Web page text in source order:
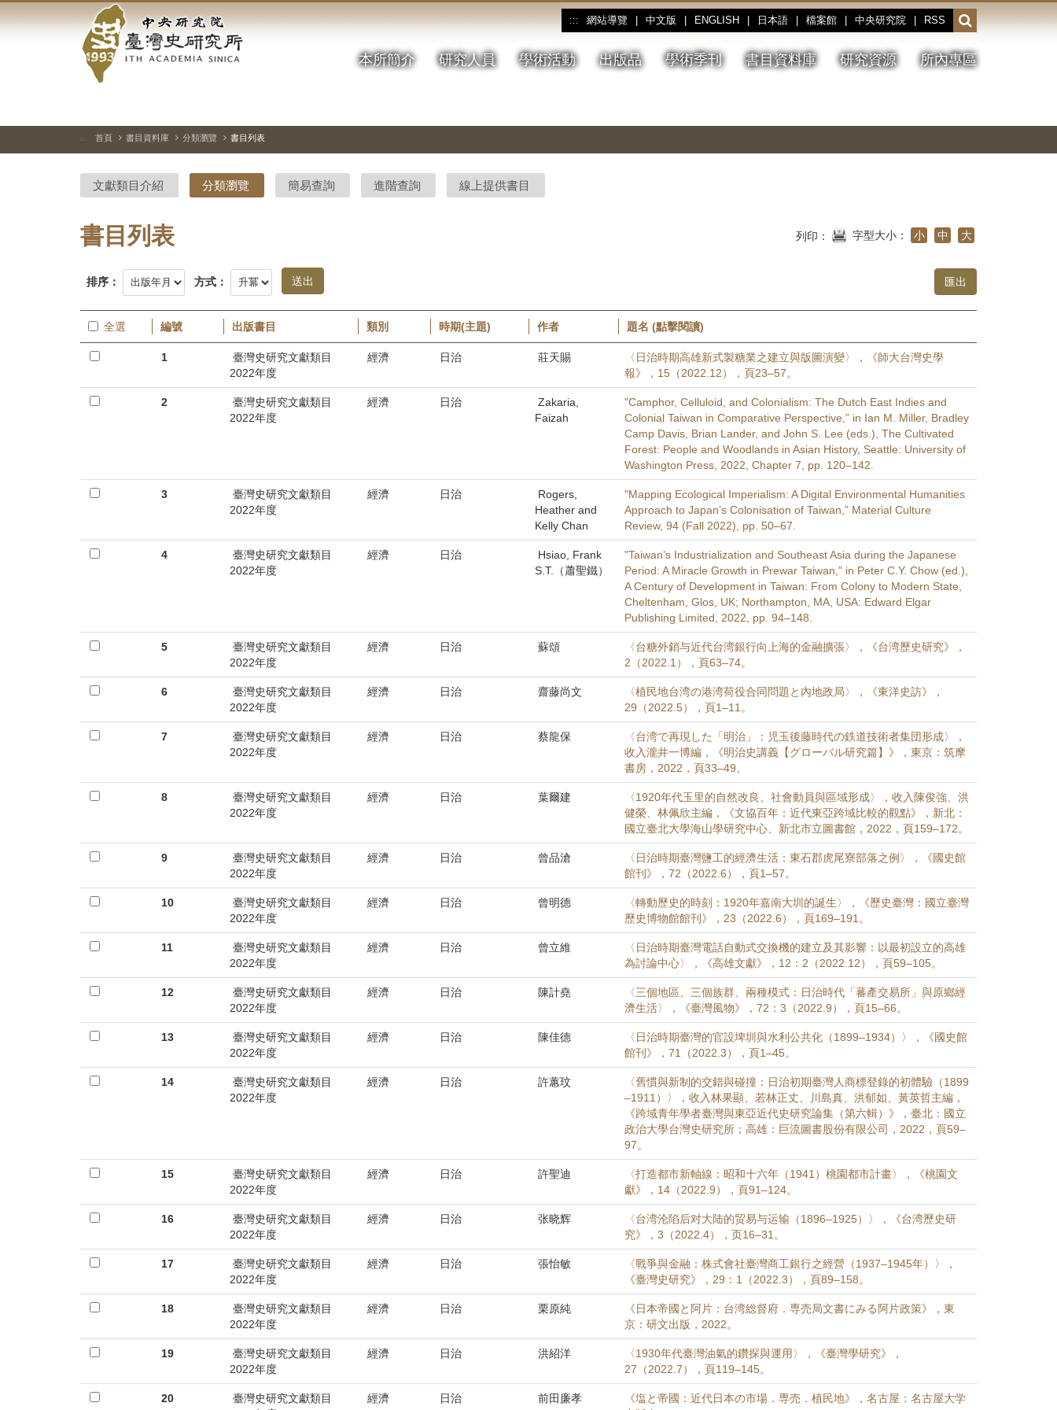
到
中
央
研
院-
臺
灣
史
究
所-
首
頁
::: 網站導覽 中文版 ENGLISH 日本語 檔案館 中央研究院 RSS
開
啟
或
收
本所簡介 研究人員 學術活動 出版品 學術季刊 書目資料庫 研究資源 所內專區
停、
圖
圖
結
::: 首頁 書目資料庫 分類瀏覽 書目列表
文獻類目介紹 分類瀏覽 簡易查詢 進階查詢 線上提供書目
書目列表 列印： 字型大小： 小 中 大
排序： 方式：
全選 編號 出版書目 類別 時期(主題) 作者 題名 (點擊閱讀)
1
臺灣史研究文獻類目
2022年度
經濟 日治 莊天賜
〈日治時期高雄新式製糖業之建立與版圖演變〉，《師大台灣史學
報》，15（2022.12），頁23–57。
2
臺灣史研究文獻類目
2022年度
經濟 日治
Zakaria,
Faizah
"Camphor, Celluloid, and Colonialism: The Dutch East Indies and
Colonial Taiwan in Comparative Perspective,” in Ian M. Miller, Bradley
Camp Davis, Brian Lander, and John S. Lee (eds.), The Cultivated
Forest: People and Woodlands in Asian History, Seattle: University of
Washington Press, 2022, Chapter 7, pp. 120–142.
3
臺灣史研究文獻類目
2022年度
經濟 日治
Rogers,
Heather and
Kelly Chan
"Mapping Ecological Imperialism: A Digital Environmental Humanities
Approach to Japan’s Colonisation of Taiwan,” Material Culture
Review, 94 (Fall 2022), pp. 50–67.
4
臺灣史研究文獻類目
2022年度
經濟 日治
Hsiao, Frank
S.T.（蕭聖鐵）
"Taiwan’s Industrialization and Southeast Asia during the Japanese
Period: A Miracle Growth in Prewar Taiwan,” in Peter C.Y. Chow (ed.),
A Century of Development in Taiwan: From Colony to Modern State,
Cheltenham, Glos, UK; Northampton, MA, USA: Edward Elgar
Publishing Limited, 2022, pp. 94–148.
5
臺灣史研究文獻類目
2022年度
經濟 日治 蘇頌
〈台糖外銷与近代台湾銀行向上海的金融擴張〉，《台湾歷史研究》，
2（2022.1），頁63–74。
6
臺灣史研究文獻類目
2022年度
經濟 日治 齋藤尚文
〈植民地台湾の港湾荷役合同問題と內地政局〉，《東洋史訪》，
29（2022.5），頁1–11。
7
臺灣史研究文獻類目
2022年度
經濟 日治 蔡龍保
〈台湾で再現した「明治」：児玉後藤時代の鉄道技術者集団形成〉，
收入瀧井一博編，《明治史講義【グローバル研究篇】》，東京：筑摩
書房，2022，頁33–49。
8
臺灣史研究文獻類目
2022年度
經濟 日治 葉爾建
〈1920年代玉里的自然改良、社會動員與區域形成〉，收入陳俊強、洪
健榮、林佩欣主編，《文協百年：近代東亞跨域比較的觀點》，新北：
國立臺北大學海山學研究中心、新北市立圖書館，2022，頁159–172。
9
臺灣史研究文獻類目
2022年度
經濟 日治 曾品滄
〈日治時期臺灣鹽工的經濟生活：東石郡虎尾寮部落之例〉，《國史館
館刊》，72（2022.6），頁1–57。
10
臺灣史研究文獻類目
2022年度
經濟 日治 曾明德
〈轉動歷史的時刻：1920年嘉南大圳的誕生〉，《歷史臺灣：國立臺灣
歷史博物館館刊》，23（2022.6），頁169–191。
11
臺灣史研究文獻類目
2022年度
經濟 日治 曾立維
〈日治時期臺灣電話自動式交換機的建立及其影響：以最初設立的高雄
為討論中心〉，《高雄文獻》，12：2（2022.12），頁59–105。
12
臺灣史研究文獻類目
2022年度
經濟 日治 陳計堯
〈三個地區、三個族群、兩種模式：日治時代「蕃產交易所」與原鄉經
濟生活〉，《臺灣風物》，72：3（2022.9），頁15–66。
13
臺灣史研究文獻類目
2022年度
經濟 日治 陳佳德
〈日治時期臺灣的官設埤圳與水利公共化（1899–1934）〉，《國史館
館刊》，71（2022.3），頁1–45。
14
臺灣史研究文獻類目
2022年度
經濟 日治 許蕙玟
〈舊慣與新制的交錯與碰撞：日治初期臺灣人商標登錄的初體驗（1899
–1911）〉，收入林果顯、若林正丈、川島真、洪郁如、黃英哲主編，
《跨域青年學者臺灣與東亞近代史研究論集（第六輯）》，臺北：國立
政治大學台灣史研究所；高雄：巨流圖書股份有限公司，2022，頁59–
97。
15
臺灣史研究文獻類目
2022年度
經濟 日治 許聖迪
〈打造都市新軸線：昭和十六年（1941）桃園都市計畫〉，《桃園文
獻》，14（2022.9），頁91–124。
16
臺灣史研究文獻類目
2022年度
經濟 日治 张晓辉
〈台湾沦陷后对大陆的贸易与运输（1896–1925）〉，《台湾歷史研
究》，3（2022.4），页16–31。
17
臺灣史研究文獻類目
2022年度
經濟 日治 張怡敏
〈戰爭與金融：株式會社臺灣商工銀行之經營（1937–1945年）〉，
《臺灣史研究》，29：1（2022.3），頁89–158。
18
臺灣史研究文獻類目
2022年度
經濟 日治 栗原純
《日本帝國と阿片：台湾総督府．専売局文書にみる阿片政策》，東
京：研文出版，2022。
19
臺灣史研究文獻類目
2022年度
經濟 日治 洪紹洋
〈1930年代臺灣油氣的鑽探與運用〉，《臺灣學研究》，
27（2022.7），頁119–145。
20
臺灣史研究文獻類目
經濟 日治 前田廉孝
《塩と帝國：近代日本の市場．専売．植民地》，名古屋：名古屋大学